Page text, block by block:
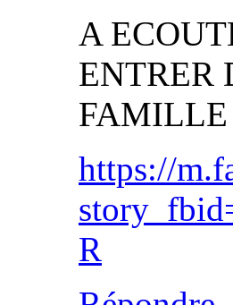
A
ENTRER
FAMILLE
https://
R